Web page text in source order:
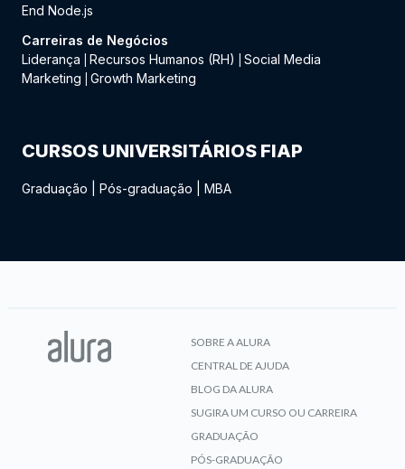
End Node.js
Carreiras de Negócios
Liderança
Recursos Humanos (RH)
Social Media
Marketing
Growth Marketing
CURSOS UNIVERSITÁRIOS FIAP
Graduação Pós-graduação MBA
SOBRE A ALURA
CENTRAL DE AJUDA
BLOG DA ALURA
SUGIRA UM CURSO OU CARREIRA
GRADUAÇÃO
PÓS-GRADUAÇÃO